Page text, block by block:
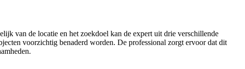
van de locatie en het zoekdoel kan de expert uit drie verschillende
voorzichtig benaderd worden. De professional zorgt ervoor dat dit